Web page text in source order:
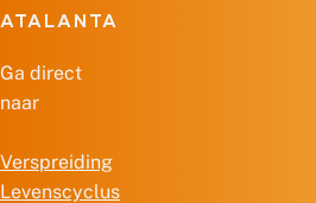
ATALANTA
Ga direct
naar
Verspreiding
Levenscyclus